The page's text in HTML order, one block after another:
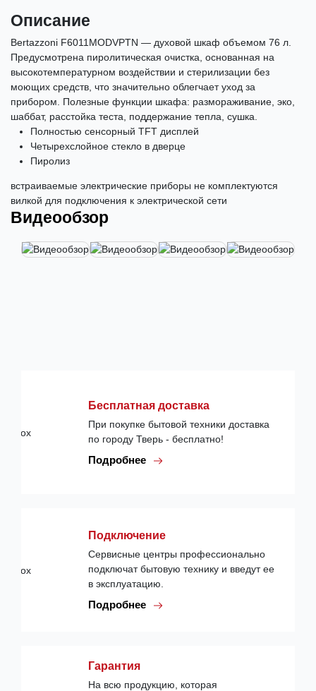
Описание
Bertazzoni F6011MODVPTN — духовой шкаф объемом 76 л.
Предусмотрена пиролитическая очистка, основанная на
высокотемпературном воздействии и стерилизации без
моющих средств, что значительно облегчает уход за
прибором. Полезные функции шкафа: размораживание, эко,
шаббат, расстойка теста, поддержание тепла, сушка.
Полностью сенсорный TFT дисплей
Четырехслойное стекло в дверце
Пиролиз
встраиваемые электрические приборы не комплектуются
вилкой для подключения к электрической сети
Видеообзор
Бесплатная доставка
При покупке бытовой техники доставка
по городу Тверь - бесплатно!
Подробнее
Подключение
Сервисные центры профессионально
подключат бытовую технику и введут ее
в эксплуатацию.
Подробнее
Гарантия
На всю продукцию, которая